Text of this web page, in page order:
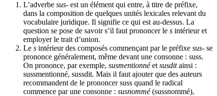
L’adverbe sus- est un élément qui entre, à titre de préfixe,
dans la composition de quelques unités lexicales relevant du
vocabulaire juridique. Il signifie ce qui est au-dessus. La
question se pose de savoir s’il faut prononcer le s intérieur et
employer le trait d’union.
Le s intérieur des composés commençant par le préfixe sus- se
prononce généralement, même devant une consonne : suss.
On prononce, par exemple, susmentionnéet susditainsi :
sussmentionné, sussdit. Mais il faut ajouter que des auteurs
recommandent de le prononcer suss quand le radical
commence par une consonne : susnommé(sussnommé),